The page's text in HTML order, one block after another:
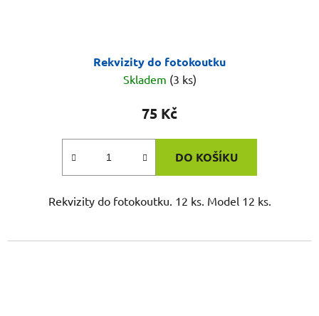
Rekvizity do fotokoutku
Skladem (3 ks)
75 Kč
DO KOŠÍKU
Rekvizity do fotokoutku. 12 ks. Model 12 ks.